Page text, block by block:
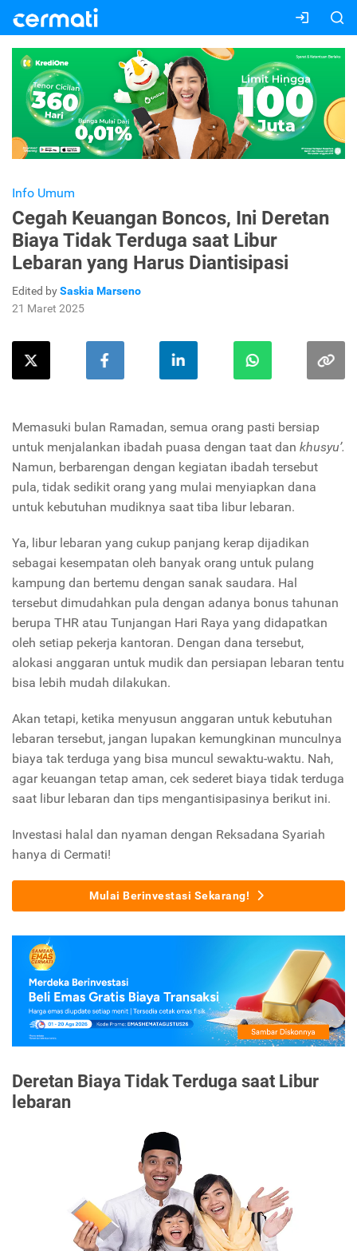
Info Umum
Cegah Keuangan Boncos, Ini Deretan
Biaya Tidak Terduga saat Libur
Lebaran yang Harus Diantisipasi
Edited bySaskia Marseno
21 Maret 2025
Memasuki bulan Ramadan, semua orang pasti bersiap
untuk menjalankan ibadah puasa dengan taat dan khusyu’.
Namun, berbarengan dengan kegiatan ibadah tersebut
pula, tidak sedikit orang yang mulai menyiapkan dana
untuk kebutuhan mudiknya saat tiba libur lebaran.
Ya, libur lebaran yang cukup panjang kerap dijadikan
sebagai kesempatan oleh banyak orang untuk pulang
kampung dan bertemu dengan sanak saudara. Hal
tersebut dimudahkan pula dengan adanya bonus tahunan
berupa THR atau Tunjangan Hari Raya yang didapatkan
oleh setiap pekerja kantoran. Dengan dana tersebut,
alokasi anggaran untuk mudik dan persiapan lebaran tentu
bisa lebih mudah dilakukan.
Akan tetapi, ketika menyusun anggaran untuk kebutuhan
lebaran tersebut, jangan lupakan kemungkinan munculnya
biaya tak terduga yang bisa muncul sewaktu-waktu. Nah,
agar keuangan tetap aman, cek sederet biaya tidak terduga
saat libur lebaran dan tips mengantisipasinya berikut ini.
Investasi halal dan nyaman dengan Reksadana Syariah
hanya di Cermati!
Mulai Berinvestasi Sekarang!
Deretan Biaya Tidak Terduga saat Libur
lebaran